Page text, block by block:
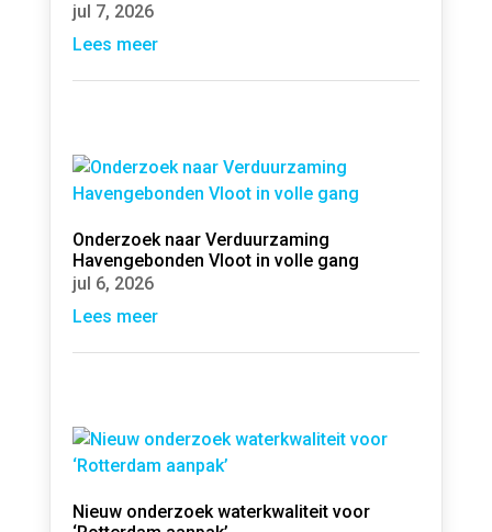
jul 7, 2026
Lees meer
Onderzoek naar Verduurzaming
Havengebonden Vloot in volle gang
jul 6, 2026
Lees meer
Nieuw onderzoek waterkwaliteit voor